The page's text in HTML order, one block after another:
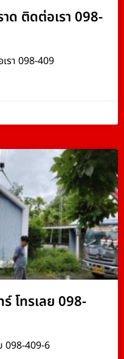
ด ติดต่อเรา 098-
รา 098-409
โทรเลย 098-
098-409-6